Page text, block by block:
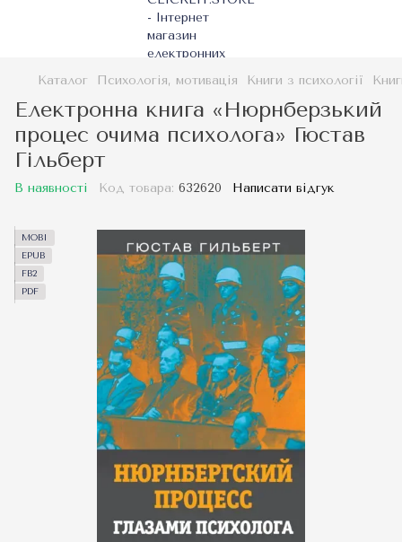
Каталог Психологія, мотивація Книги з психології
Електронна книга «Нюрнберзький
процес очима психолога» Гюстав
Гільберт
В наявності Код товара: 632620 Написати відгук
MOBI
EPUB
FB2
PDF